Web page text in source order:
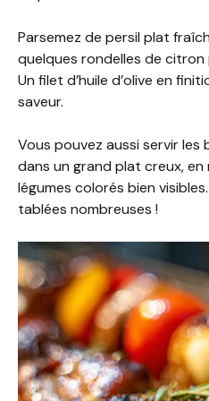
Parsemez de persil plat
quelques rondelles de citron
Un filet d’huile d’olive en
saveur.
Vous pouvez aussi servir
dans un grand plat creux, en
légumes colorés bien
tablées nombreuses !